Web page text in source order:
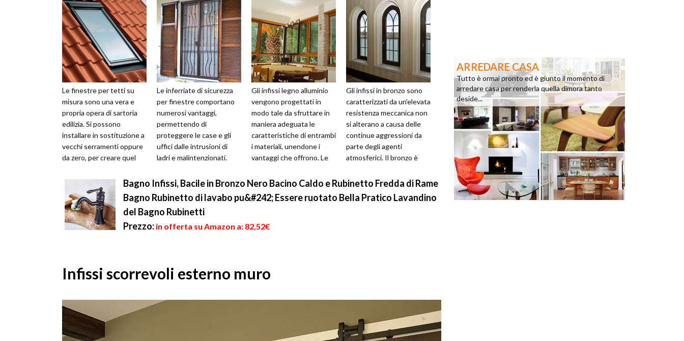
Le finestre per tetti su
misura sono una vera e
propria opera di sartoria
edilizia. Si possono
installare in sostituzione a
vecchi serramenti oppure
da zero, per creare quel
un'...
Le inferriate di sicurezza
per finestre comportano
numerosi vantaggi,
permettendo di
proteggere le case e gli
uffici dalle intrusioni di
ladri e malintenzionati.
nelle abita...
Gli infissi legno alluminio
vengono progettati in
modo tale da sfruttare in
maniera adeguata le
caratteristiche di entrambi
i materiali, unendone i
vantaggi che offrono. Le
Gli infissi in bronzo sono
caratterizzati da un'elevata
resistenza meccanica non
si alterano a causa delle
continue aggressioni da
parte degli agenti
atmosferici. Il bronzo è
Bagno Infissi, Bacile in Bronzo Nero Bacino Caldo e Rubinetto Fredda di Rame
Bagno Rubinetto di lavabo pu&#242; Essere ruotato Bella Pratico Lavandino
del Bagno Rubinetti
Prezzo: in offerta su Amazon a: 82,52€
Infissi scorrevoli esterno muro
ARREDARE CASA
Tutto è ormai pronto ed è giunto il momento di
arredare casa per renderla quella dimora tanto
deside...